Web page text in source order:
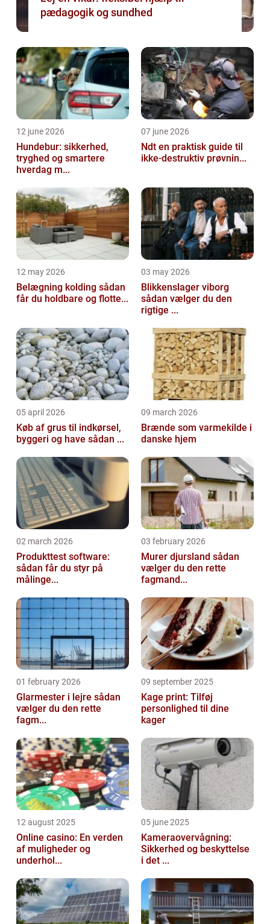
pædagogik og sundhed
12 june 2026
Hundebur: sikkerhed,
tryghed og smartere
hverdag m...
07 june 2026
Ndt en praktisk guide til
ikke-destruktiv prøvnin...
12 may 2026
Belægning kolding sådan
får du holdbare og flotte...
03 may 2026
Blikkenslager viborg
sådan vælger du den
rigtige ...
05 april 2026
Køb af grus til indkørsel,
byggeri og have sådan ...
09 march 2026
Brænde som varmekilde i
danske hjem
02 march 2026
Produkttest software:
sådan får du styr på
målinge...
03 february 2026
Murer djursland sådan
vælger du den rette
fagmand...
01 february 2026
Glarmester i lejre sådan
vælger du den rette
fagm...
09 september 2025
Kage print: Tilføj
personlighed til dine
kager
12 august 2025
Online casino: En verden
af muligheder og
underhol...
05 june 2025
Kameraovervågning:
Sikkerhed og beskyttelse
i det ...